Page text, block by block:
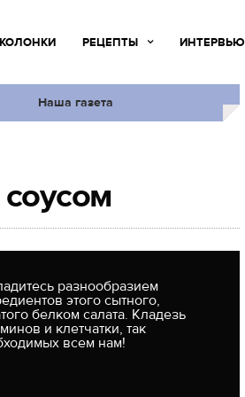
РЕЦЕПТЫ ИНТЕРВЬЮ
Наша газета
разнообразием
этого сытного,
белком салата. Кладезь
и клетчатки, так
всем нам!